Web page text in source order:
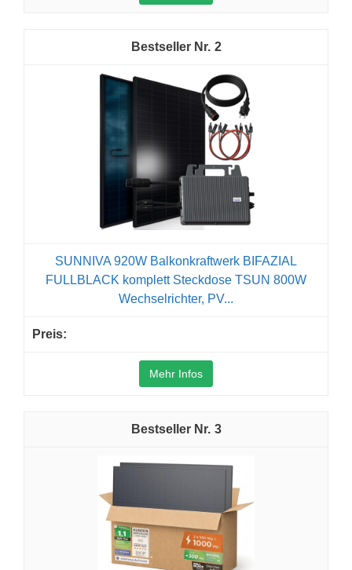
2
SUNNIVA 920W Balkonkraftwerk BIFAZIAL
FULLBLACK komplett Steckdose TSUN 800W
Wechselrichter, PV...
Mehr Infos
3